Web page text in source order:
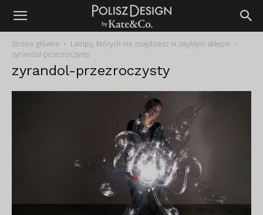
Strona główna
Lampy, których nie znajdziesz w zwykłym sklepie
zyrandol-przezroczysty
zyrandol-przezroczysty